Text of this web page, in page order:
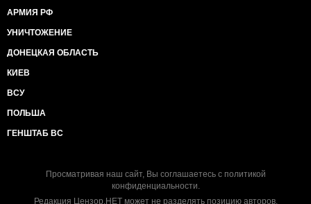
АРМИЯ РФ
УНИЧТОЖЕНИЕ
ДОНЕЦКАЯ ОБЛАСТЬ
КИЕВ
ВСУ
ПОЛЬША
ГЕНШТАБ ВС
Просматривая наш сайт, Вы соглашаетесь с политикой
конфиденциальности.
Редакция Цензор.НЕТ может не разделять позицию авторов.